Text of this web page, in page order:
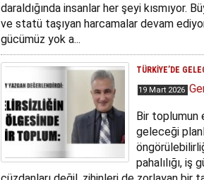
daraldığında insanlar her şeyi kısmıyor.
ve statü taşıyan harcamalar devam
gücümüz yok a...
TÜRKİYE’DE
19 Mart 2026
Bir toplumun
geleceği
pahalılığı,